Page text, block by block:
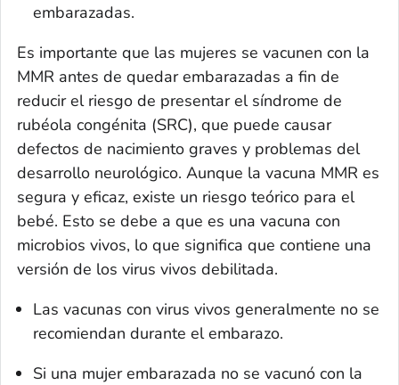
embarazadas.
Es importante que las mujeres se vacunen con la
MMR antes de quedar embarazadas a fin de
reducir el riesgo de presentar el síndrome de
rubéola congénita (SRC), que puede causar
defectos de nacimiento graves y problemas del
desarrollo neurológico. Aunque la vacuna MMR es
segura y eficaz, existe un riesgo teórico para el
bebé. Esto se debe a que es una vacuna con
microbios vivos, lo que significa que contiene una
versión de los virus vivos debilitada.
Las vacunas con virus vivos generalmente no se
recomiendan durante el embarazo.
Si una mujer embarazada no se vacunó con la